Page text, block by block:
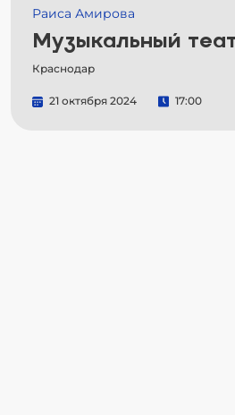
Раиса Амирова
Музыкальный
Краснодар
21 октября 2024 17:00